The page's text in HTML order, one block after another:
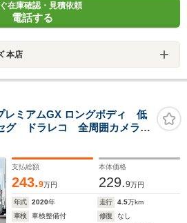
在庫確認・見積依頼
電話する
本店
レミアムGX ロングボディ 低
グ ドラレコ 全周囲カメラ
マートキー LEDヘッドラ
トライト リアヒーター リ
ー オートクロージャ―
支払総額
243.9万円
本体価格
229.9万円
年式 2020年 走行 4.5万km
車検
車検整備付 修復
なし